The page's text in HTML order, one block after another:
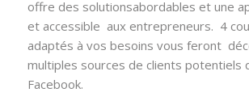
offre des solutionsabordables et une
et accessible aux entrepreneurs. 4
adaptés à vos besoins vous feront
multiples sources de clients potentiels
Facebook.